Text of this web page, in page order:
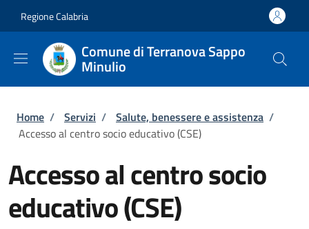
Regione Calabria
Comune di Terranova Sappo
Minulio
Briciole di pane
Home / Servizi / Salute, benessere e assistenza /
Accesso al centro socio educativo (CSE)
Accesso al centro socio
educativo (CSE)